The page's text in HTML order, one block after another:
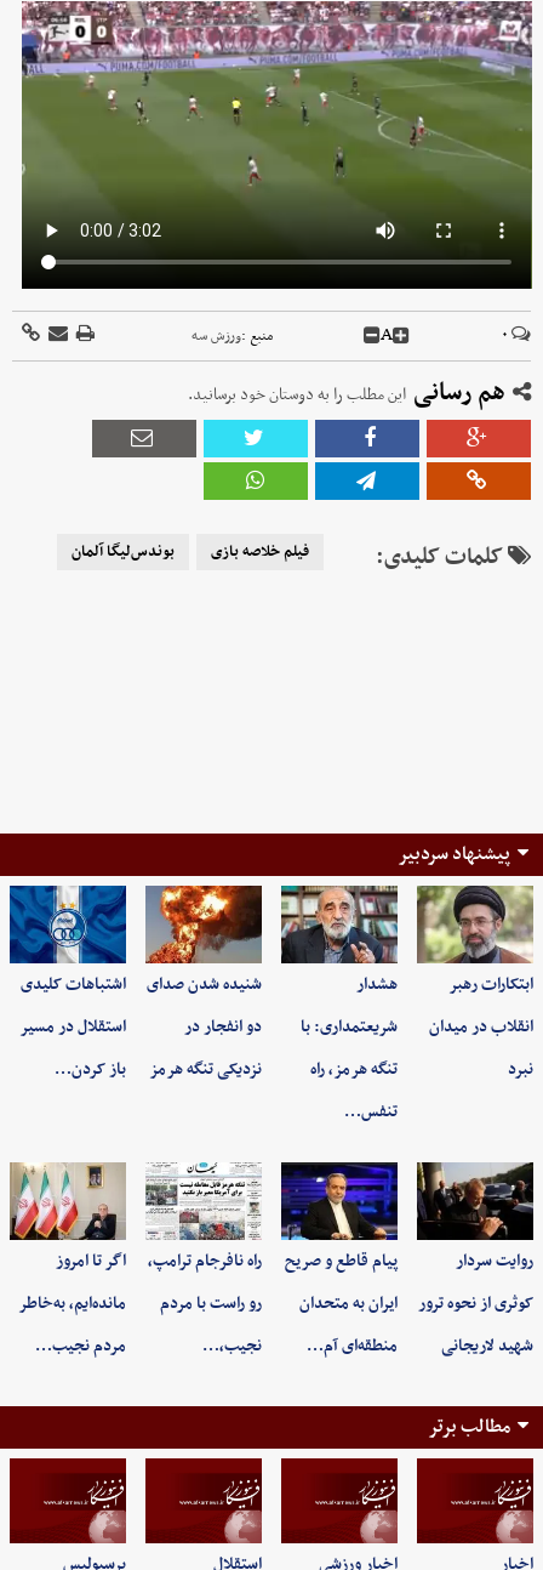
۰ A منبع :ورزش سه
هم رسانی این مطلب را به دوستان خود برسانید.
کلمات کلیدی: فیلم خلاصه بازی بوندس‌لیگا آلمان
پیشنهاد سردبیر
ابتکارات رهبر
انقلاب در میدان
نبرد
هشدار
شریعتمداری: با
تنگه هرمز، راه
تنفس…
شنیده شدن صدای
دو انفجار در
نزدیکی تنگه هرمز
اشتباهات کلیدی
استقلال در مسیر
باز کردن…
روایت سردار
کوثری از نحوه ترور
شهید لاریجانی
پیام قاطع و صریح
ایران به متحدان
منطقه‌ای آم…
راه نافرجام ترامپ،
رو راست با مردم
نجیب،…
اگر تا امروز
مانده‌ایم، به‌خاطر
مردم نجیب…
مطالب برتر
اخبار اخبار ورزشی استقلال پرسپولیس